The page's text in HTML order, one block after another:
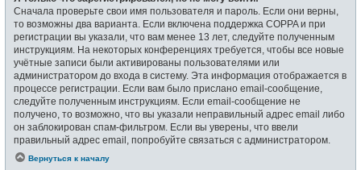
Сначала проверьте свои имя пользователя и пароль. Если они верны,
то возможны два варианта. Если включена поддержка COPPA и при
регистрации вы указали, что вам менее 13 лет, следуйте полученным
инструкциям. На некоторых конференциях требуется, чтобы все новые
учётные записи были активированы пользователями или
администратором до входа в систему. Эта информация отображается в
процессе регистрации. Если вам было прислано email-сообщение,
следуйте полученным инструкциям. Если email-сообщение не
получено, то возможно, что вы указали неправильный адрес email либо
он заблокирован спам-фильтром. Если вы уверены, что ввели
правильный адрес email, попробуйте связаться с администратором.
Вернуться к началу